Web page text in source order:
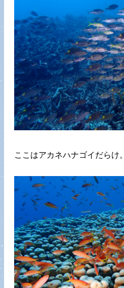
ここはアカネハナゴイだらけ。